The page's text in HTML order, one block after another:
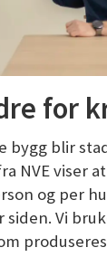
for
bygg blir
NVE viser
og per
siden. Vi